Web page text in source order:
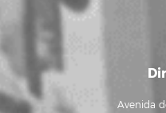
Avenida